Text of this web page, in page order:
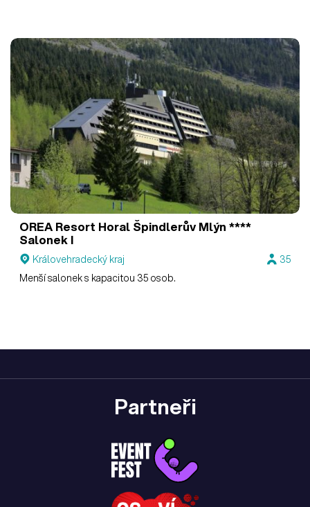
OREA Resort Horal Špindlerův Mlýn ****
Salonek I
Královehradecký kraj
35
Menší salonek s kapacitou 35 osob.
Partneři